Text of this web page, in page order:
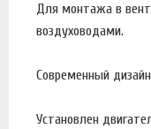
Для монтажа в
воздуховодами.
Современный
Установлен